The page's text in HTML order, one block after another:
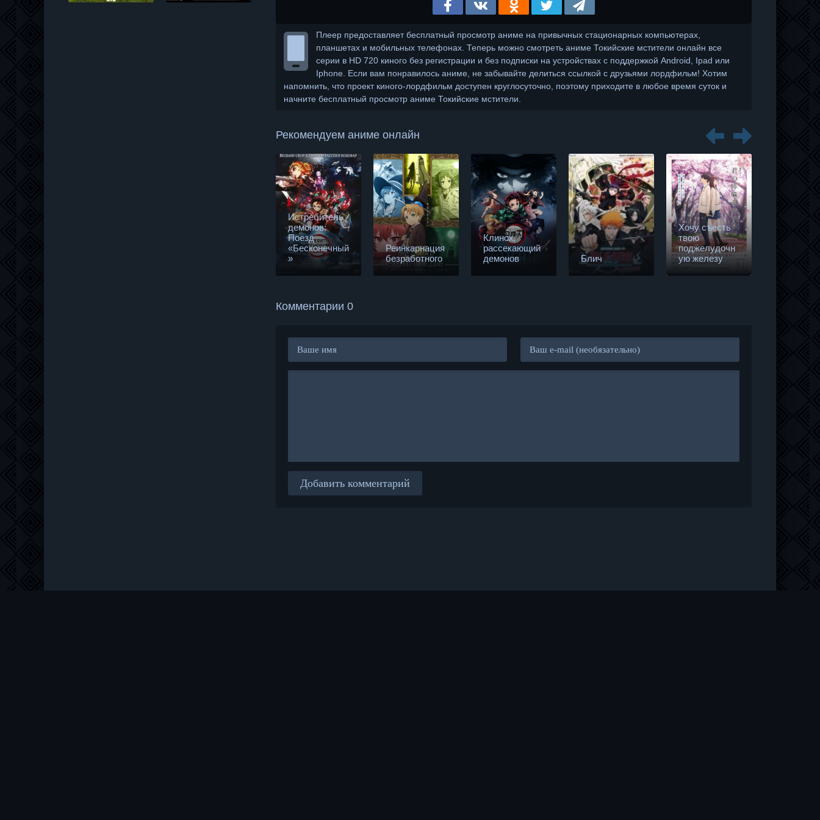
Плеер предоставляет бесплатный просмотр аниме на привычных стационарных компьютерах,
планшетах и мобильных телефонах. Теперь можно смотреть аниме Токийские мстители онлайн все
серии в HD 720 киного без регистрации и без подписки на устройствах с поддержкой Android, Ipad или
Iphone. Если вам понравилось аниме, не забывайте делиться ссылкой с друзьями лордфильм! Хотим
напомнить, что проект киного-лордфильм доступен круглосуточно, поэтому приходите в любое время суток и
начните бесплатный просмотр аниме Токийские мстители.
Рекомендуем аниме онлайн
Истребитель
демонов:
Поезд
«Бесконечный
»
Реинкарнация
безработного
Клинок,
рассекающий
демонов
Блич
Хочу съесть
твою
поджелудочн
ую железу
Комментарии 0
Добавить комментарий